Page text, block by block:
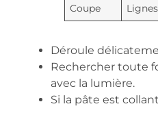
Coupe
Déroule
Rechercher toute
avec la lumière.
Si la pâte est